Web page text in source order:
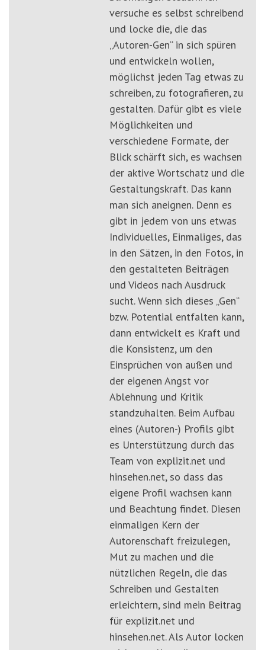
versuche es selbst schreibend
und locke die, die das
„Autoren-Gen“ in sich spüren
und entwickeln wollen,
möglichst jeden Tag etwas zu
schreiben, zu fotografieren, zu
gestalten. Dafür gibt es viele
Möglichkeiten und
verschiedene Formate, der
Blick schärft sich, es wachsen
der aktive Wortschatz und die
Gestaltungskraft. Das kann
man sich aneignen. Denn es
gibt in jedem von uns etwas
Individuelles, Einmaliges, das
in den Sätzen, in den Fotos, in
den gestalteten Beiträgen
und Videos nach Ausdruck
sucht. Wenn sich dieses „Gen“
bzw. Potential entfalten kann,
dann entwickelt es Kraft und
die Konsistenz, um den
Einsprüchen von außen und
der eigenen Angst vor
Ablehnung und Kritik
standzuhalten. Beim Aufbau
eines (Autoren-) Profils gibt
es Unterstützung durch das
Team von explizit.net und
hinsehen.net, so dass das
eigene Profil wachsen kann
und Beachtung findet. Diesen
einmaligen Kern der
Autorenschaft freizulegen,
Mut zu machen und die
nützlichen Regeln, die das
Schreiben und Gestalten
erleichtern, sind mein Beitrag
für explizit.net und
hinsehen.net. Als Autor locken